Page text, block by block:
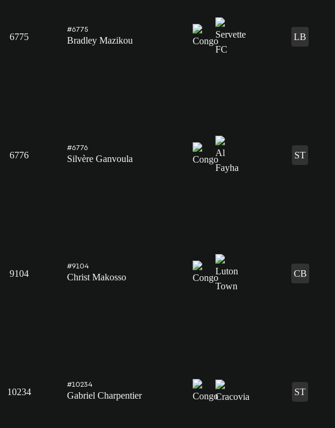
6775
#6775
Bradley Mazikou LB
6776
#6776
Silvère Ganvoula ST
9104
#9104
Christ Makosso CB
10234
#10234
Gabriel Charpentier ST